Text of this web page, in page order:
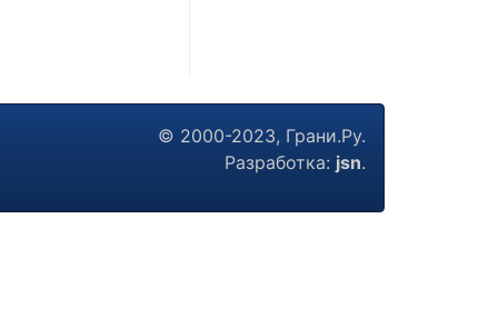
© 2000-2023, Грани.Ру.
Разработка: jsn.